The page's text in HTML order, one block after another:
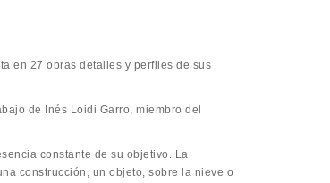
en 27 obras detalles y perfiles de sus
de Inés Loidi Garro, miembro del
constante de su objetivo. La
construcción, un objeto, sobre la nieve o